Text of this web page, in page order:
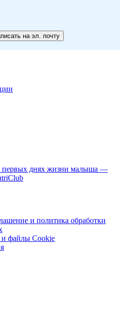
на эл. почту
первых днях жизни малыша —
и политика обработки
и файлы Cookie